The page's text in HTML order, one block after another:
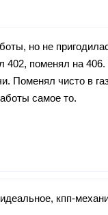
но не
402, поменял на
Поменял чисто в
самое то.
кпп-